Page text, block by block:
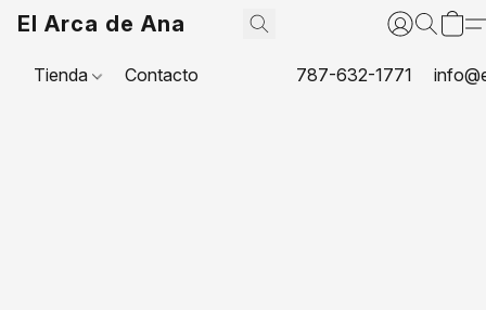
El Arca de Ana
Tienda Contacto 787-632-1771